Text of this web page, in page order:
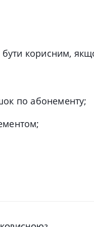
корисним,
по абонементу;